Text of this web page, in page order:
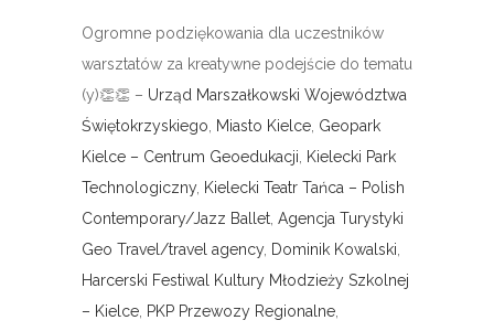
Ogromne podziękowania dla uczestników
warsztatów za kreatywne podejście do tematu
(y)👏👏 – Urząd Marszałkowski Województwa
Świętokrzyskiego
Miasto Kielce Geopark
Kielce – Centrum Geoedukacji
Kielecki Park
Technologiczny, Kielecki Teatr Tańca – Polish
Contemporary/Jazz Ballet Agencja Turystyki
Geo Travel/travel agency, Dominik Kowalski
Harcerski Festiwal Kultury Młodzieży Szkolnej
– Kielce PKP Przewozy Regionalne